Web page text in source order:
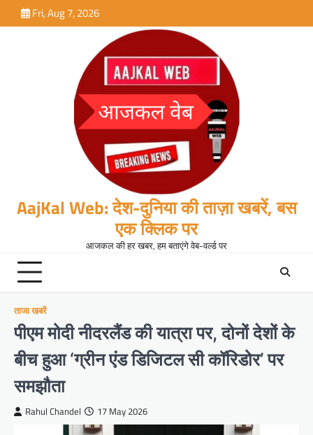
to
Fri, Aug 7, 2026
AajKal Web: देश-दुनिया की ताज़ा खबरें, बस
एक क्लिक पर
आजकल की हर खबर, हम बताएंगे वेब-वर्ल्ड पर
ताजा खबरें
पीएम मोदी नीदरलैंड की यात्रा पर, दोनों देशों के
बीच हुआ ‘ग्रीन एंड डिजिटल सी कॉरिडोर’ पर
समझौता
Rahul Chandel 17 May 2026